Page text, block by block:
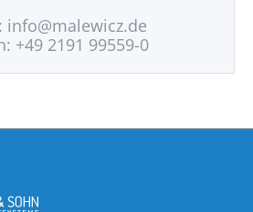
info@malewicz.de
+49 2191 99559-0